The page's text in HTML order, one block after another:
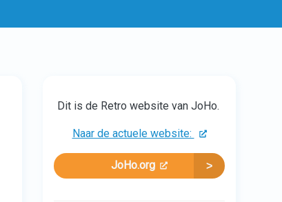
Dit is de Retro website van JoHo.
Naar de actuele website:
JoHo.org